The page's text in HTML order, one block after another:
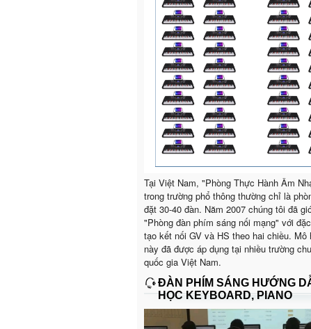
Tại Việt Nam, "Phòng Thực Hành Âm
trong trường phổ thông thường chỉ là
đặt 30-40 đàn. Năm 2007 chúng tôi đã
"Phòng đàn phím sáng nối mạng" với
tạo kết nối GV và HS theo hai chiều. Mô
này đã được áp dụng tại nhiều trường
quốc gia Việt Nam.
ĐÀN PHÍM SÁNG HƯỚNG
HỌC KEYBOARD, PIANO